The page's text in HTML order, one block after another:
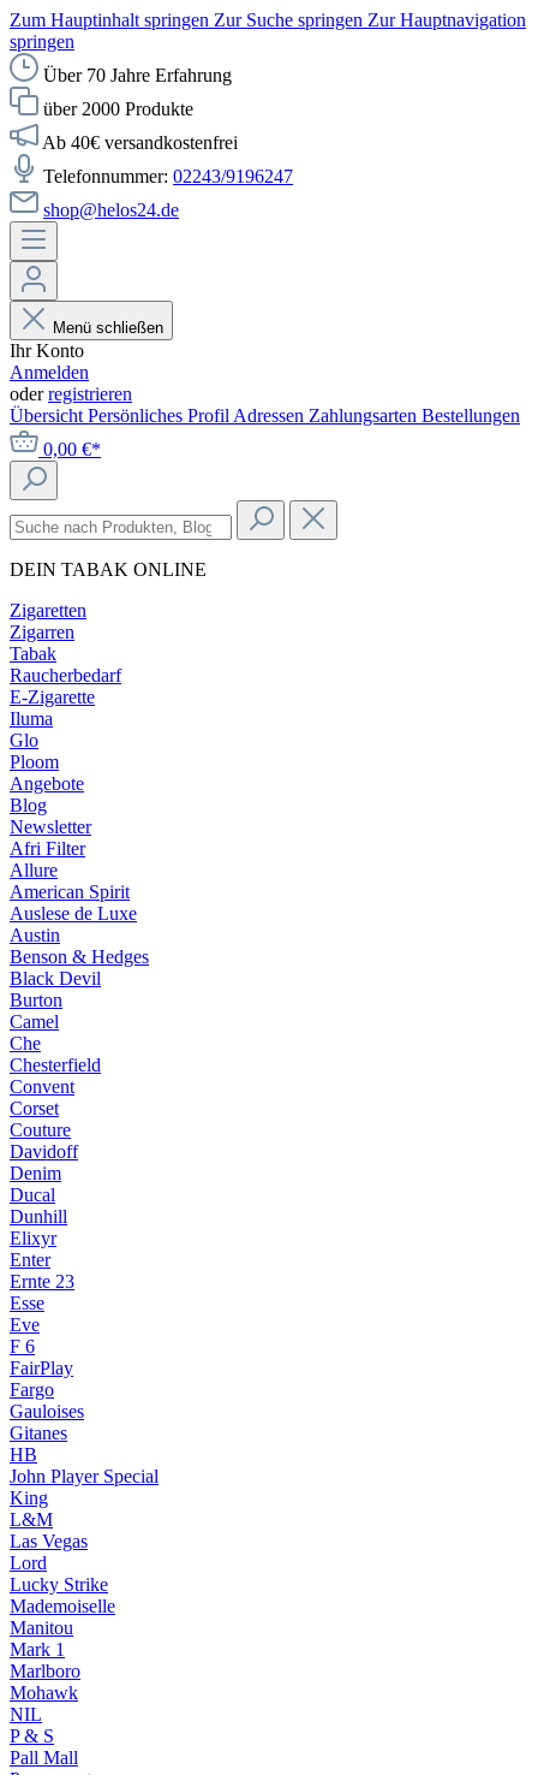
Zum Hauptinhalt springen Zur Suche springen Zur Hauptnavigation
springen
Über 70 Jahre Erfahrung
über 2000 Produkte
Ab 40€ versandkostenfrei
Telefonnummer: 02243/9196247
shop@helos24.de
Menü schließen
Ihr Konto
Anmelden
oderregistrieren
Übersicht Persönliches Profil Adressen Zahlungsarten Bestellungen
0,00 €*
DEIN TABAK ONLINE
Zigaretten
Zigarren
Tabak
Raucherbedarf
E-Zigarette
Iluma
Glo
Ploom
Angebote
Blog
Newsletter
Afri Filter
Allure
American Spirit
Auslese de Luxe
Austin
Benson & Hedges
Black Devil
Burton
Camel
Che
Chesterfield
Convent
Corset
Couture
Davidoff
Denim
Ducal
Dunhill
Elixyr
Enter
Ernte 23
Esse
Eve
F 6
FairPlay
Fargo
Gauloises
Gitanes
HB
John Player Special
King
L&M
Las Vegas
Lord
Lucky Strike
Mademoiselle
Manitou
Mark 1
Marlboro
Mohawk
NIL
P & S
Pall Mall